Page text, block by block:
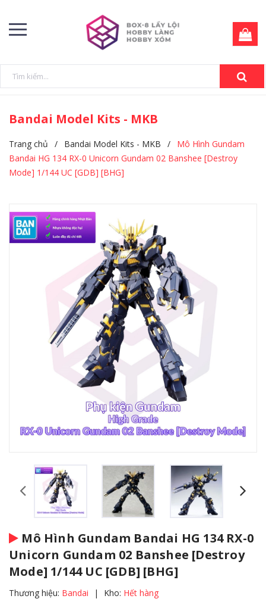
Bandai Model Kits - MKB
Trang chủ / Bandai Model Kits - MKB /
Mô Hình Gundam
Bandai HG 134 RX-0 Unicorn Gundam 02 Banshee [Destroy
Mode] 1/144 UC [GDB] [BHG]
Mô Hình Gundam Bandai HG 134 RX-0
Unicorn Gundam 02 Banshee [Destroy
Mode] 1/144 UC [GDB] [BHG]
Thương hiệu: Bandai | Kho: Hết hàng